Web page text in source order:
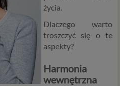
życia.
Dlaczego warto
troszczyć się o te
aspekty?
Harmonia
wewnętrzna